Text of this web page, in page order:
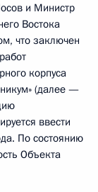
и Министр
Востока
что заключен
корпуса
(далее —
ввести
По состоянию
Объекта